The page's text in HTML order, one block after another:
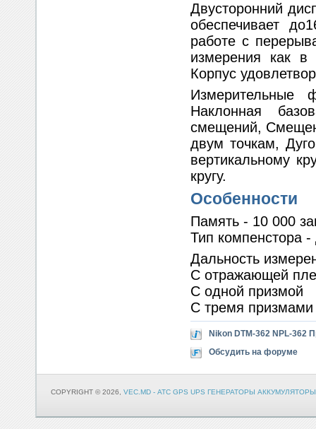
Двусторонний
обеспечивает
работе с
измерения как
Корпус
Наклонная
смещений,
двум точкам,
вертикальному
кругу.
Особенности
Память - 10 000
Тип компенстора
Дальность
С отражающей
С одной
С тремя
Nikon DTM-362 NPL-362
Обсудить на форуме
COPYRIGHT © 2026, VEC.MD - АТС GPS UPS ГЕНЕРАТОРЫ